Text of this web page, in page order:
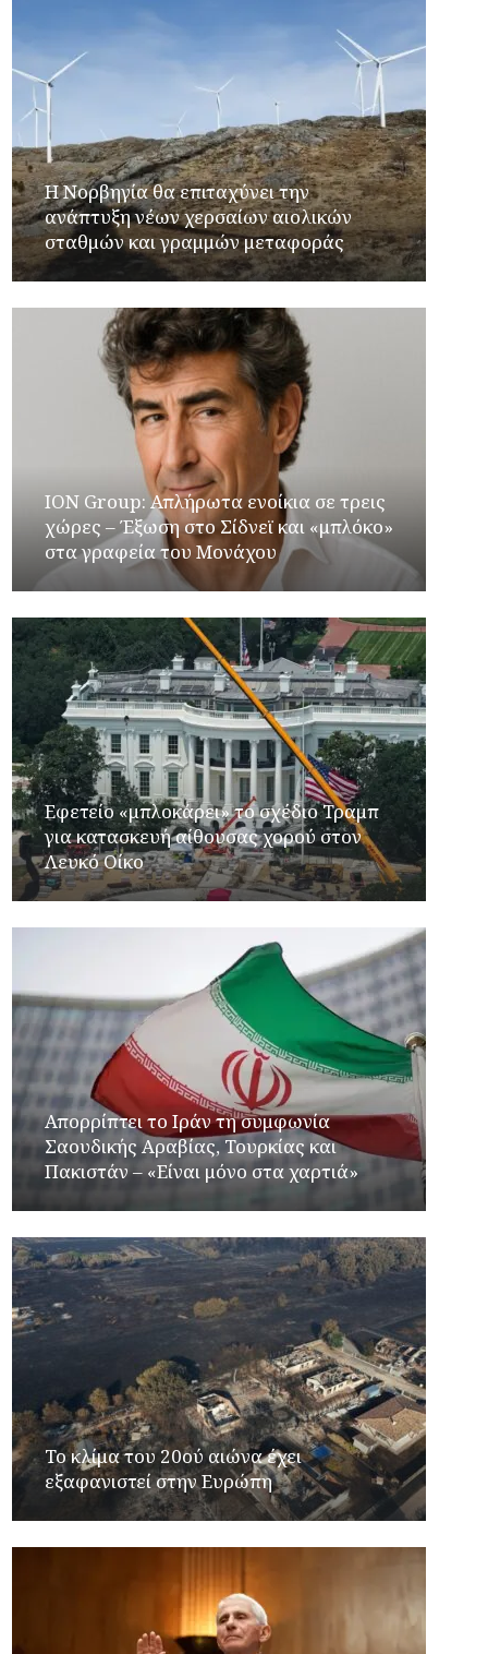
Η Νορβηγία θα επιταχύνει την
ανάπτυξη νέων χερσαίων αιολικών
σταθμών και γραμμών μεταφοράς
ION Group: Απλήρωτα ενοίκια σε τρεις
χώρες – Έξωση στο Σίδνεϊ και «μπλόκο»
στα γραφεία του Μονάχου
Εφετείο «μπλοκάρει» το σχέδιο Τραμπ
για κατασκευή αίθουσας χορού στον
Λευκό Οίκο
Απορρίπτει το Ιράν τη συμφωνία
Σαουδικής Αραβίας, Τουρκίας και
Πακιστάν – «Είναι μόνο στα χαρτιά»
Το κλίμα του 20ού αιώνα έχει
εξαφανιστεί στην Ευρώπη